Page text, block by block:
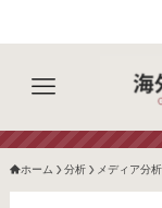
ホーム 分析 メディア分